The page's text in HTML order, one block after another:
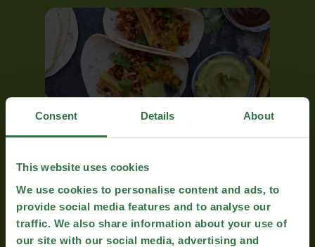
Consent Details About
This website uses cookies
We use cookies to personalise content and ads, to
provide social media features and to analyse our
traffic. We also share information about your use of
our site with our social media, advertising and